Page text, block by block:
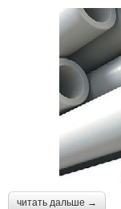
читать дальше →